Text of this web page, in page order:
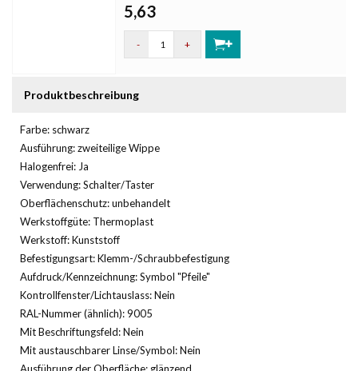
5,63
- +
Produktbeschreibung
Farbe: schwarz
Ausführung: zweiteilige Wippe
Halogenfrei: Ja
Verwendung: Schalter/Taster
Oberflächenschutz: unbehandelt
Werkstoffgüte: Thermoplast
Werkstoff: Kunststoff
Befestigungsart: Klemm-/Schraubbefestigung
Aufdruck/Kennzeichnung: Symbol "Pfeile"
Kontrollfenster/Lichtauslass: Nein
RAL-Nummer (ähnlich): 9005
Mit Beschriftungsfeld: Nein
Mit austauschbarer Linse/Symbol: Nein
Ausführung der Oberfläche: glänzend